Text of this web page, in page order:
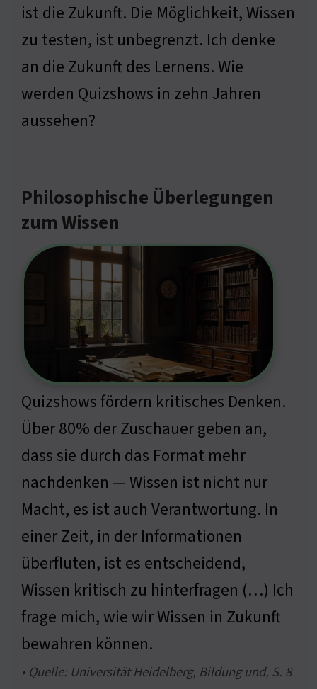
ist die Zukunft. Die Möglichkeit, Wissen
zu testen, ist unbegrenzt. Ich denke
an die Zukunft des Lernens. Wie
werden Quizshows in zehn Jahren
aussehen?
Philosophische Überlegungen
zum Wissen
Quizshows fördern kritisches Denken.
Über 80% der Zuschauer geben an,
dass sie durch das Format mehr
nachdenken — Wissen ist nicht nur
Macht, es ist auch Verantwortung. In
einer Zeit, in der Informationen
überfluten, ist es entscheidend,
Wissen kritisch zu hinterfragen (…) Ich
frage mich, wie wir Wissen in Zukunft
bewahren können.
• Quelle: Universität Heidelberg, Bildung und, S. 8